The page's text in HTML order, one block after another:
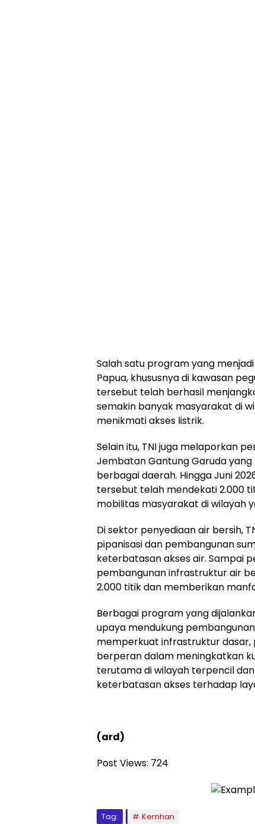
Salah satu program yang
Papua, khususnya di kawasan
tersebut telah berhasil
semakin banyak masyarakat di
menikmati akses listrik.
Selain itu, TNI juga melaporkan
Jembatan Gantung Garuda
berbagai daerah. Hingga Juni
tersebut telah mendekati 2.000
mobilitas masyarakat di wilayah
Di sektor penyediaan air bersih,
pipanisasi dan pembangunan
keterbatasan akses air. Sampai
pembangunan infrastruktur air
2.000 titik dan memberikan
Berbagai program yang
upaya mendukung
memperkuat infrastruktur
berperan dalam meningkatkan
terutama di wilayah terpencil
keterbatasan akses terhadap
(ard)
Post Views: 724
Tag: Kemhan